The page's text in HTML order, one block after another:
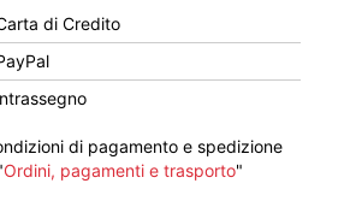
di Credito
di pagamento e spedizione
Ordini, pagamenti e trasporto"